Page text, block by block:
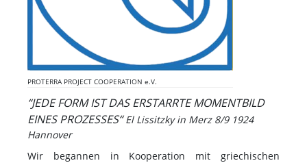
PROTERRA PROJECT COOPERATION e.V.
“JEDE FORM IST DAS ERSTARRTE MOMENTBILD
EINES PROZESSES“El Lissitzky in Merz 8/9 1924
Hannover
Wir begannen in Kooperation mit griechischen